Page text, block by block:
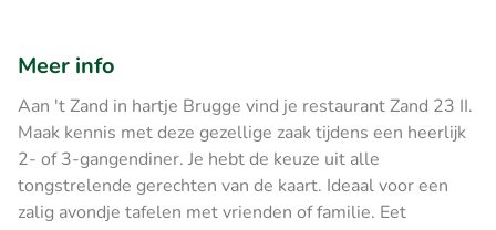
Meer info
Aan 't Zand in hartje Brugge vind je restaurant Zand 23 II.
Maak kennis met deze gezellige zaak tijdens een heerlijk
2- of 3-gangendiner. Je hebt de keuze uit alle
tongstrelende gerechten van de kaart. Ideaal voor een
zalig avondje tafelen met vrienden of familie. Eet